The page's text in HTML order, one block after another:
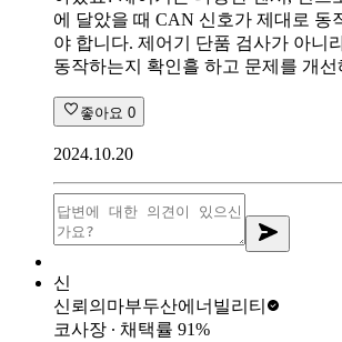
에 달았을 때 CAN 신호가 제대로 동
야 합니다. 제어기 단품 검사가 아니
동작하는지 확인흘 하고 문제를 개선
좋아요 0
2024.10.20
신
신뢰의마부두산에너빌리티
코사장 ∙ 채택률 91%